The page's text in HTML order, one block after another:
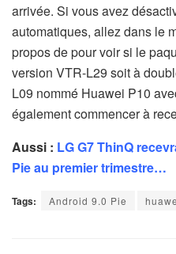
arrivée. Si vous avez
automatiques, allez dans le
propos de pour voir si le
version VTR-L29 soit à
L09 nommé Huawei P10
également commencer à
Aussi : LG G7 ThinQ
Pie au premier trimestre…
Tags: Android 9.0 Pie